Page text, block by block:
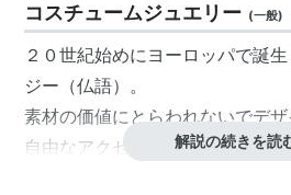
コスチュームジュエリー (一般)
２０世紀始めにヨーロッパで誕
ジー（仏語）。
素材の価値にとらわれないでデ
自由なアクセサリー。解説の続きを読